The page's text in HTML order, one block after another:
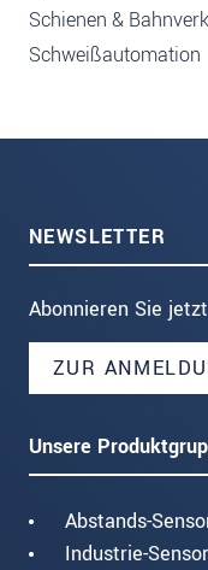
Schienen &
Schweißautomation
NEWSLETTER
Abonnieren Sie
ZUR
Unsere
Abstands-
Industrie-